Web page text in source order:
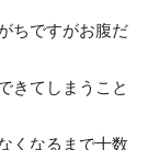
ちですがお腹だ
きてしまうこと
くなるまで十数